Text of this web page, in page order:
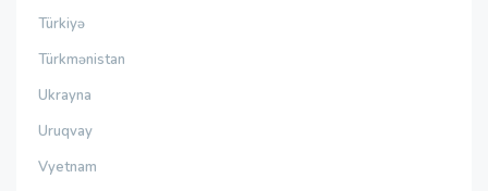
Türkiyə
Türkmənistan
Ukrayna
Uruqvay
Vyetnam